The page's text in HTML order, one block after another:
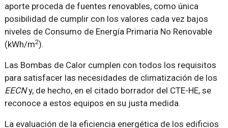
aporte proceda de fuentes renovables, como única
posibilidad de cumplir con los valores cada vez bajos
niveles de Consumo de Energía Primaria No Renovable
(kWh/m2).
Las Bombas de Calor cumplen con todos los requisitos
para satisfacer las necesidades de climatización de los
EECNy, de hecho, en el citado borrador del CTE-HE, se
reconoce a estos equipos en su justa medida.
La evaluación de la eficiencia energética de los edificios